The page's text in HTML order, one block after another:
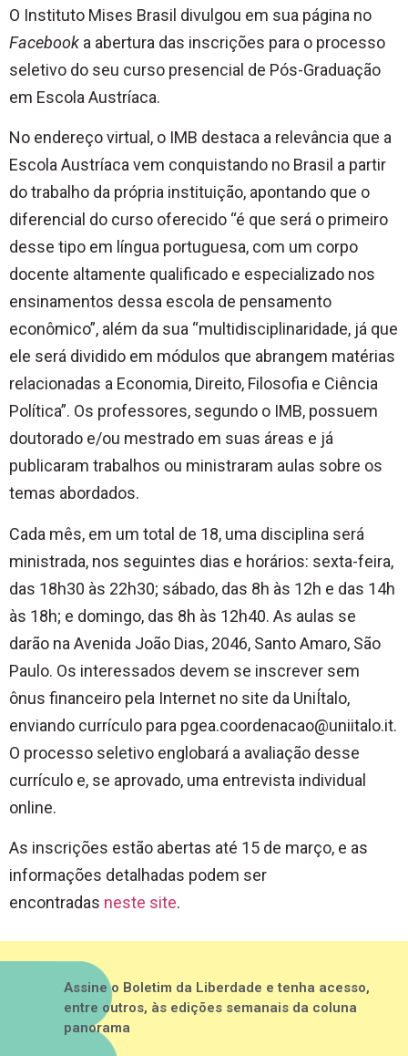
O Instituto Mises Brasil divulgou em sua página no
Facebook a abertura das inscrições para o processo
seletivo do seu curso presencial de Pós-Graduação
em Escola Austríaca.
No endereço virtual, o IMB destaca a relevância que a
Escola Austríaca vem conquistando no Brasil a partir
do trabalho da própria instituição, apontando que o
diferencial do curso oferecido “é que será o primeiro
desse tipo em língua portuguesa, com um corpo
docente altamente qualificado e especializado nos
ensinamentos dessa escola de pensamento
econômico”, além da sua “multidisciplinaridade, já que
ele será dividido em módulos que abrangem matérias
relacionadas a Economia, Direito, Filosofia e Ciência
Política”. Os professores, segundo o IMB, possuem
doutorado e/ou mestrado em suas áreas e já
publicaram trabalhos ou ministraram aulas sobre os
temas abordados.
Cada mês, em um total de 18, uma disciplina será
ministrada, nos seguintes dias e horários: sexta-feira,
das 18h30 às 22h30; sábado, das 8h às 12h e das 14h
às 18h; e domingo, das 8h às 12h40. As aulas se
darão na Avenida João Dias, 2046, Santo Amaro, São
Paulo. Os interessados devem se inscrever sem
ônus financeiro pela Internet no site da UniÍtalo,
enviando currículo para pgea.coordenacao@uniitalo.it.
O processo seletivo englobará a avaliação desse
currículo e, se aprovado, uma entrevista individual
online.
As inscrições estão abertas até 15 de março, e as
informações detalhadas podem ser
encontradas neste site.
Assine o Boletim da Liberdade e tenha acesso,
entre outros, às edições semanais da coluna
panorama